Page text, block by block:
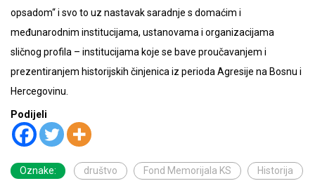
opsadom“ i svo to uz nastavak saradnje s domaćim i
međunarodnim institucijama, ustanovama i organizacijama
sličnog profila – institucijama koje se bave proučavanjem i
prezentiranjem historijskih činjenica iz perioda Agresije na Bosnu i
Hercegovinu.
Podijeli
Oznake: društvo Fond Memorijala KS Historija